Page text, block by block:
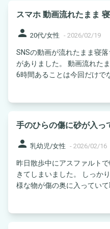
スマホ 動画流れたまま
person 20代/女性 - 2026/02/19
SNSの動画が流れたまま寝
がありました。 動画流れたまま(電波受けている)、頭の下に
6時間あることは今回だけでな
手のひらの傷に砂が入っ
person 乳幼児/女性 - 2026/02/16
昨日散歩中にアスファルト
きてしまいました。 しっか
様な物が傷の奥に入っていて